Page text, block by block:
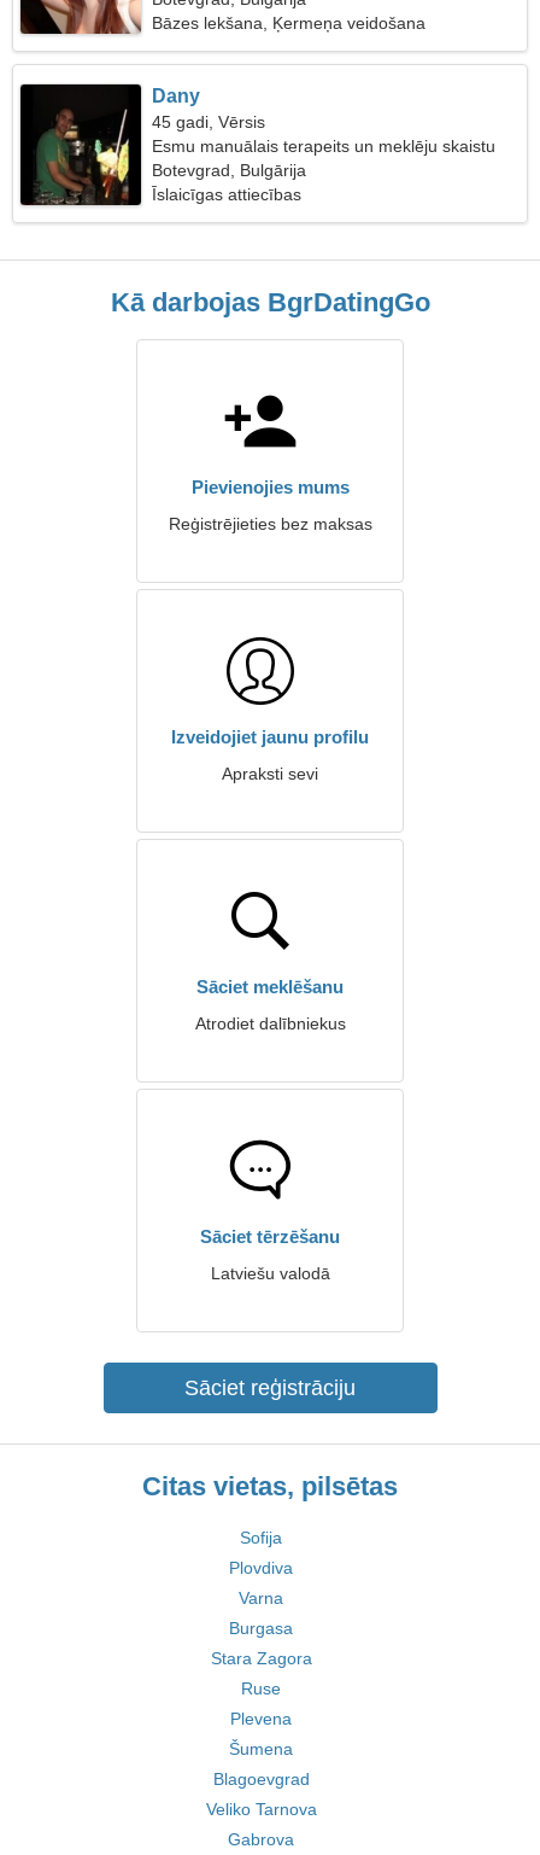
Bāzes lekšana, Ķermeņa veidošana
Dany
45 gadi, Vērsis
Esmu manuālais terapeits un meklēju skaistu
sievieti
Botevgrad, Bulgārija
Īslaicīgas attiecības
Kā darbojas BgrDatingGo
Pievienojies mums
Reģistrējieties bez maksas
Izveidojiet jaunu profilu
Apraksti sevi
Sāciet meklēšanu
Atrodiet dalībniekus
Sāciet tērzēšanu
Latviešu valodā
Sāciet reģistrāciju
Citas vietas, pilsētas
Sofija
Plovdiva
Varna
Burgasa
Stara Zagora
Ruse
Plevena
Šumena
Blagoevgrad
Veliko Tarnova
Gabrova